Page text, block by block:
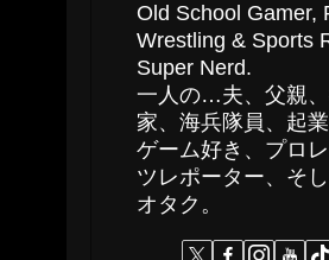
Old School Gamer,
Wrestling & Sports
Super Nerd.
一人の…夫、父親
家、海兵隊員、起
ゲーム好き、プロ
ツレポーター、そ
オタク。